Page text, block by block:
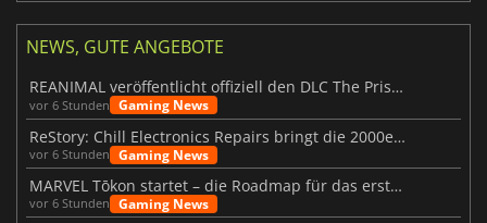
NEWS, GUTE ANGEBOTE
REANIMAL veröffentlicht offiziell den DLC The Prisoner
vor 6 Stunden Gaming News
ReStory: Chill Electronics Repairs bringt die 2000er zurück
vor 6 Stunden Gaming News
MARVEL Tōkon startet – die Roadmap für das erste Jahr wurde vorgestellt
vor 6 Stunden Gaming News